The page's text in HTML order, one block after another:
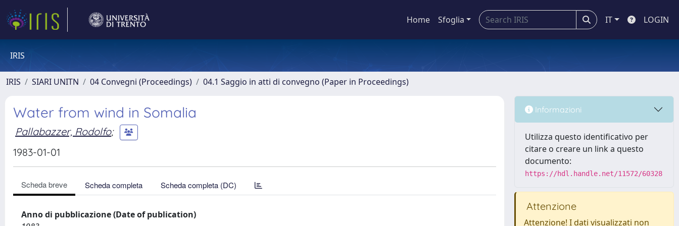
Home Sfoglia IT LOGIN
IRIS
IRIS SIARI UNITN 04 Convegni (Proceedings) 04.1 Saggio in atti di convegno (Paper in Proceedings)
Water from wind in Somalia
Pallabazzer, Rodolfo;
1983-01-01
Scheda breve Scheda completa Scheda completa (DC)
Anno di pubblicazione (Date of publication)
Informazioni
Utilizza questo identificativo per
citare o creare un link a questo
documento:
https://hdl.handle.net/11572/60328
Attenzione
Attenzione! I dati visualizzati non